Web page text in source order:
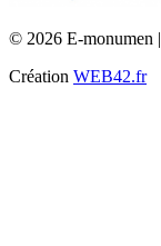
© 2026 E-monumen |
Création WEB42.fr